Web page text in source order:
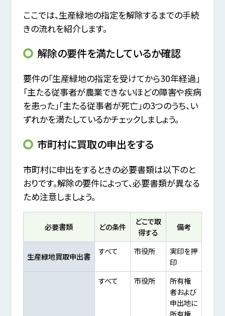
ここでは、生産緑地の指定を解除するまでの手続
きの流れを紹介します。
解除の要件を満たしているか確認
要件の「生産緑地の指定を受けてから30年経過」
「主たる従事者が農業できないほどの障害や疾病
を患った」「主たる従事者が死亡」の3つのうち、い
ずれかを満たしているかチェックしましょう。
市町村に買取の申出をする
市町村に申出をするときの必要書類は以下のと
おりです。解除の要件によって、必要書類が異なる
ため注意しましょう。
必要書類 どの条件
どこで取
得する
備考
生産緑地買取申出書
すべて 市役所
実印を押
印
すべて 市役所
所有権
者および
申出地に
所有権